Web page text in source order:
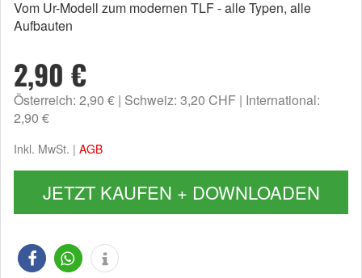
Vom Ur-Modell zum modernen TLF - alle Typen, alle
Aufbauten
2,90 €
Österreich: 2,90 € Schweiz: 3,20 CHF International:
2,90 €
Inkl. MwSt. | AGB
JETZT KAUFEN + DOWNLOADEN